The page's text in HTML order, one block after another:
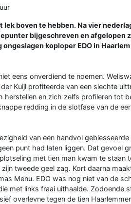
lek boven te hebben. Na vier
bijgeschreven en afgelopen
koploper EDO in
eens onverdiend te noemen.
Kuijl profiteerde van een slechte
herstellen en zich zelfs profileren tot
redding in de slotfase van de
van een handvol
punt had laten liggen. Dat gevoel
met tien man kwam te staan
tweede geel zag. Kort daarna
Menu. EDO was nog niet van de
met links fraai uithaalde. Zodoende
overlevne tegen de tien